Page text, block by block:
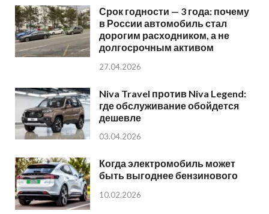
Срок годности — 3 года: почему
в России автомобиль стал
дорогим расходником, а не
долгосрочным активом
27.04.2026
Niva Travel против Niva Legend:
где обслуживание обойдется
дешевле
03.04.2026
Когда электромобиль может
быть выгоднее бензинового
10.02.2026